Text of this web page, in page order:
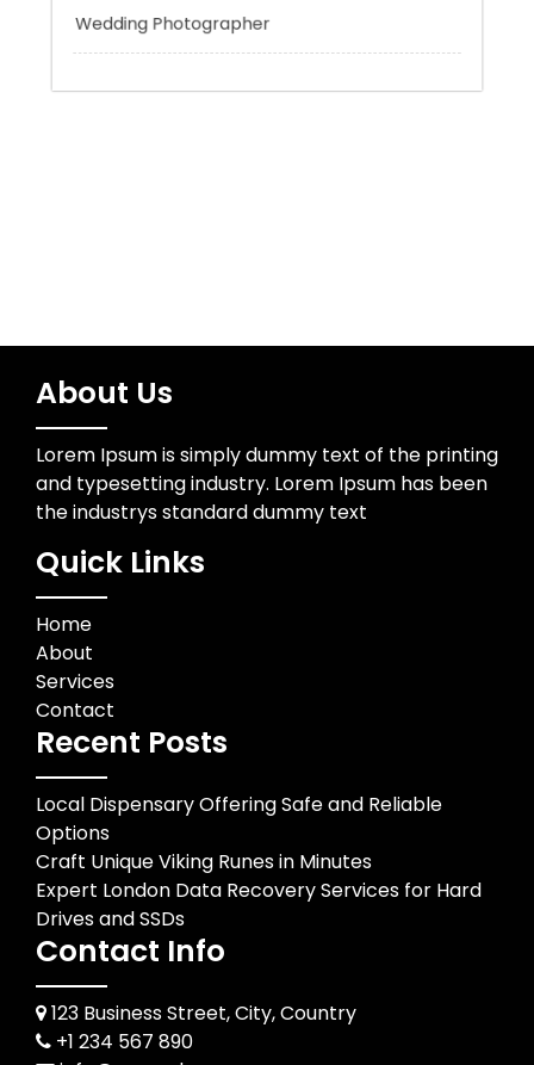
Uncategorized
Water Resources
About Us
Lorem Ipsum is simply dummy text of the printing
and typesetting industry. Lorem Ipsum has been
the industrys standard dummy text
Quick Links
Home
About
Services
Contact
Recent Posts
Local Dispensary Offering Safe and Reliable
Options
Craft Unique Viking Runes in Minutes
Expert London Data Recovery Services for Hard
Drives and SSDs
Contact Info
123 Business Street, City, Country
+1 234 567 890